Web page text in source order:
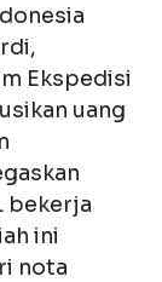
Ekspedisi
uang
bekerja
ini
nota